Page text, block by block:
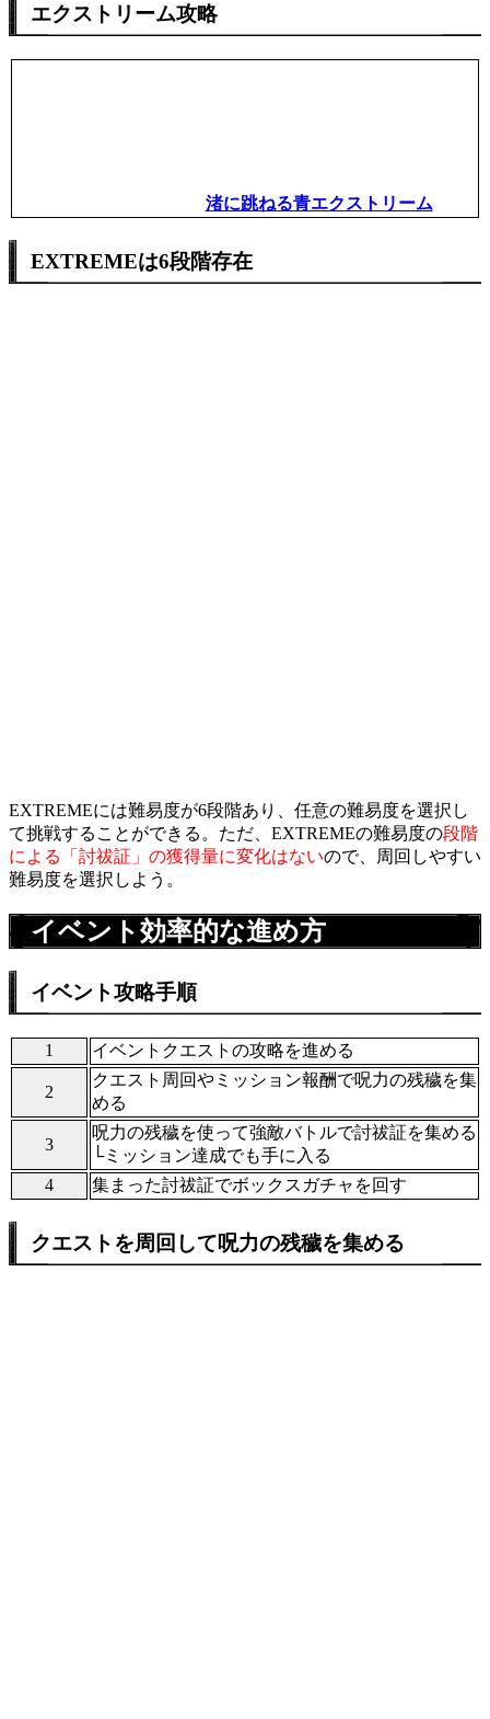
エクストリーム攻略
渚に跳ねる青エクストリーム
EXTREMEは6段階存在
EXTREMEには難易度が6段階あり、任意の難易度を選択し
て挑戦することができる。ただ、EXTREMEの難易度の段階
による「討祓証」の獲得量に変化はないので、周回しやすい
難易度を選択しよう。
イベント効率的な進め方
イベント攻略手順
1 イベントクエストの攻略を進める
2
クエスト周回やミッション報酬で呪力の残穢を集
める
3
呪力の残穢を使って強敵バトルで討祓証を集める
└ミッション達成でも手に入る
4
集まった討祓証でボックスガチャを回す
クエストを周回して呪力の残穢を集める